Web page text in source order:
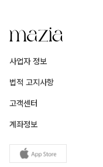
사업자 정보
법적 고지사항
고객센터
계좌정보